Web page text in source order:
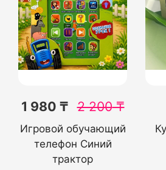
1 980 ₸ 2 200₸
Игровой обучающий
телефон Синий
трактор